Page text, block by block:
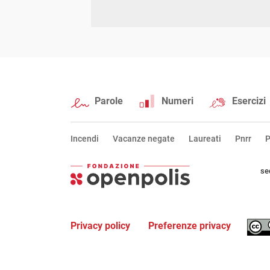
Parole Numeri Esercizi
Incendi Vacanze negate Laureati Pnrr
Privacy policy Preferenze privacy